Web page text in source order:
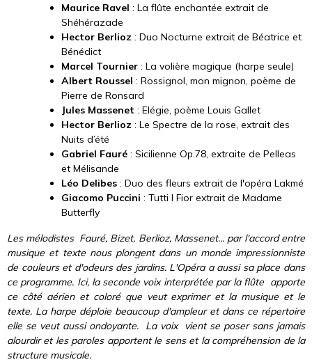
Maurice Ravel : La flûte enchantée extrait de
Shéhérazade
Hector Berlioz : Duo Nocturne extrait de Béatrice et
Bénédict
Marcel Tournier: La volière magique (harpe seule)
Albert Roussel : Rossignol, mon mignon, poème de
Pierre de Ronsard
Jules Massenet : Elégie, poème Louis Gallet
Hector Berlioz : Le Spectre de la rose, extrait des
Nuits d’été
Gabriel Fauré: Sicilienne Op.78, extraite de Pelleas
et Mélisande
Léo Delibes: Duo des fleurs extrait de l'opéra Lakmé
Giacomo Puccini : Tutti I Fior extrait de Madame
Butterfly
Les mélodistes Fauré, Bizet, Berlioz, Massenet... par l'accord entre
musique et texte nous plongent dans un monde impressionniste
de couleurs et d'odeurs des jardins. L'Opéra a aussi sa place dans
ce programme. Ici, la seconde voix interprétée par la flûte apporte
ce côté aérien et coloré que veut exprimer et la musique et le
texte. La harpe déploie beaucoup d'ampleur et dans ce répertoire
elle se veut aussi ondoyante. La voix vient se poser sans jamais
alourdir et les paroles apportent le sens et la compréhension de la
structure musicale.